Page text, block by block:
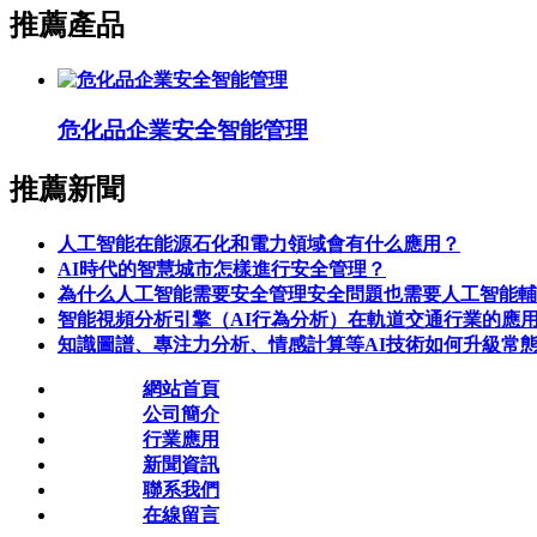
推薦產品
危化品企業安全智能管理
推薦新聞
人工智能在能源石化和電力領域會有什么應用？
AI時代的智慧城市怎樣進行安全管理？
為什么人工智能需要安全管理安全問題也需要人工智能
智能視頻分析引擎（AI行為分析）在軌道交通行業的應用
知識圖譜、專注力分析、情感計算等AI技術如何升級常
網站首頁
公司簡介
行業應用
新聞資訊
聯系我們
在線留言